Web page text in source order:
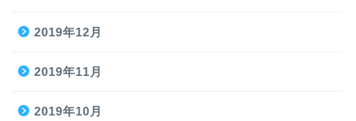
2019年12月
2019年11月
2019年10月